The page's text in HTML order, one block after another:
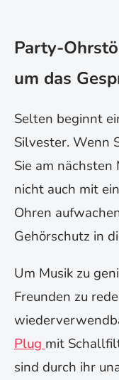
Party-
um das
Selten beginnt
Silvester. Wenn
Sie am
nicht auch mit
Ohren
Gehörschutz in
Um Musik zu
Freunden zu
Plug mit
sind durch ihr